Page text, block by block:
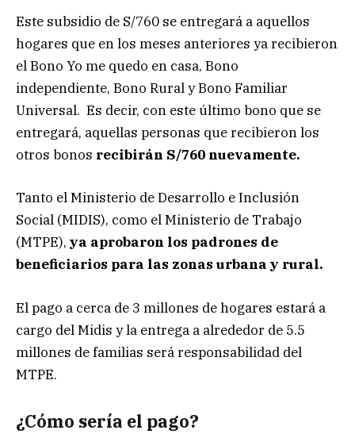
Este subsidio de S/760 se entregará a aquellos
hogares que en los meses anteriores ya recibieron
el Bono Yo me quedo en casa, Bono
independiente, Bono Rural y Bono Familiar
Universal. Es decir, con este último bono que se
entregará, aquellas personas que recibieron los
otros bonos recibirán S/760 nuevamente.
Tanto el Ministerio de Desarrollo e Inclusión
Social (MIDIS), como el Ministerio de Trabajo
(MTPE), ya aprobaron los padrones de
beneficiarios para las zonas urbana y rural.
El pago a cerca de 3 millones de hogares estará a
cargo del Midis y la entrega a alrededor de 5.5
millones de familias será responsabilidad del
MTPE.
¿Cómo sería el pago?